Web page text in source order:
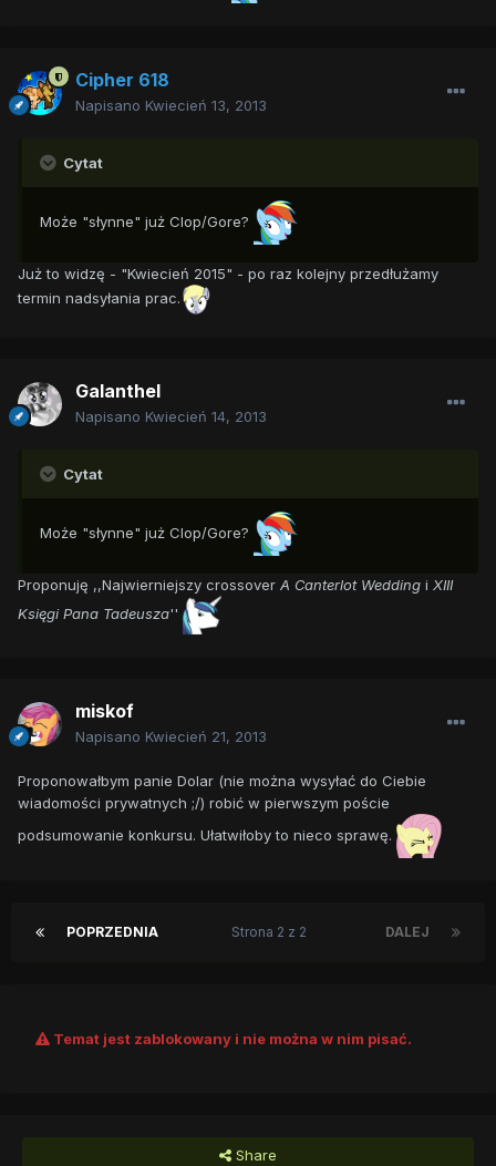
Cipher 618
Napisano Kwiecień 13, 2013
Cytat
Może "słynne" już Clop/Gore?
Już to widzę - "Kwiecień 2015" - po raz kolejny przedłużamy
termin nadsyłania prac.
Galanthel
Napisano Kwiecień 14, 2013
Cytat
Może "słynne" już Clop/Gore?
Proponuję ,,Najwierniejszy crossover A Canterlot Wedding i XIII
Księgi Pana Tadeusza''
miskof
Napisano Kwiecień 21, 2013
Proponowałbym panie Dolar (nie można wysyłać do Ciebie
wiadomości prywatnych ;/) robić w pierwszym poście
podsumowanie konkursu. Ułatwiłoby to nieco sprawę.
POPRZEDNIA DALEJ
Strona 2 z 2
Temat jest zablokowany i nie można w nim pisać.
Share